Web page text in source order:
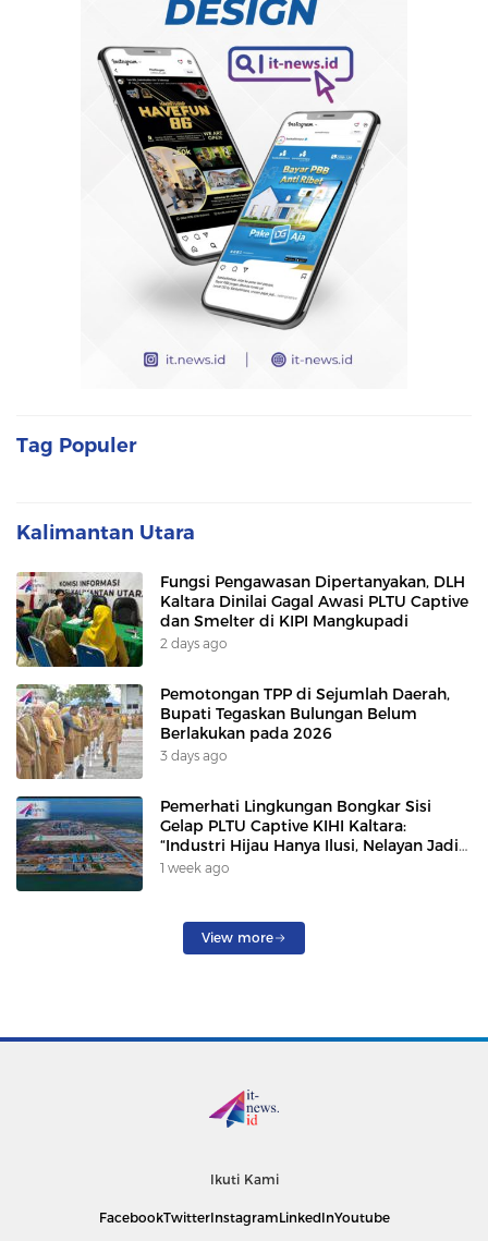
Tag Populer
Kalimantan Utara
Fungsi Pengawasan Dipertanyakan, DLH
Kaltara Dinilai Gagal Awasi PLTU Captive
dan Smelter di KIPI Mangkupadi
2 days ago
Pemotongan TPP di Sejumlah Daerah,
Bupati Tegaskan Bulungan Belum
Berlakukan pada 2026
3 days ago
Pemerhati Lingkungan Bongkar Sisi
Gelap PLTU Captive KIHI Kaltara:
“Industri Hijau Hanya Ilusi, Nelayan Jadi
Korban”
1 week ago
View more
Ikuti Kami
FacebookTwitterInstagramLinkedInYoutube